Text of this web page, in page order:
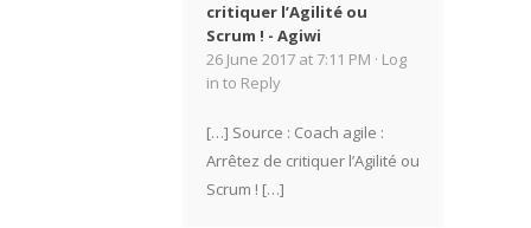
critiquer l’Agilité ou
Scrum ! - Agiwi
26 June 2017 at 7:11 PM · Log
in to Reply
[…] Source : Coach agile :
Arrêtez de critiquer l’Agilité ou
Scrum ! […]